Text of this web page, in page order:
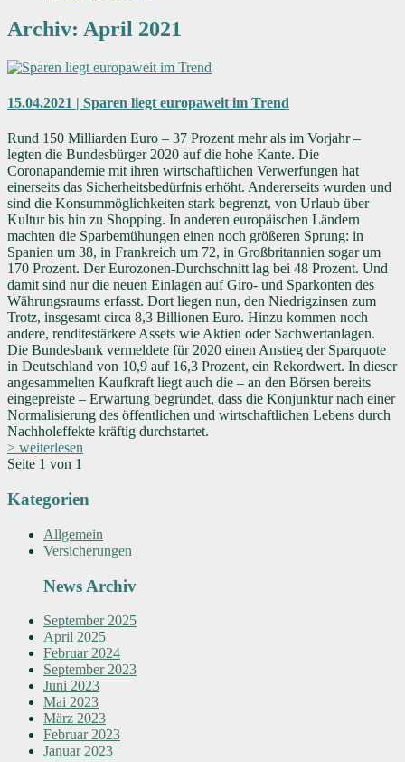
Archiv: April 2021
15.04.2021 | Sparen liegt europaweit im Trend
Rund 150 Milliarden Euro – 37 Prozent mehr als im Vorjahr –
legten die Bundesbürger 2020 auf die hohe Kante. Die
Coronapandemie mit ihren wirtschaftlichen Verwerfungen hat
einerseits das Sicherheitsbedürfnis erhöht. Andererseits wurden und
sind die Konsummöglichkeiten stark begrenzt, von Urlaub über
Kultur bis hin zu Shopping. In anderen europäischen Ländern
machten die Sparbemühungen einen noch größeren Sprung: in
Spanien um 38, in Frankreich um 72, in Großbritannien sogar um
170 Prozent. Der Eurozonen-Durchschnitt lag bei 48 Prozent. Und
damit sind nur die neuen Einlagen auf Giro- und Sparkonten des
Währungsraums erfasst. Dort liegen nun, den Niedrigzinsen zum
Trotz, insgesamt circa 8,3 Billionen Euro. Hinzu kommen noch
andere, renditestärkere Assets wie Aktien oder Sachwertanlagen.
Die Bundesbank vermeldete für 2020 einen Anstieg der Sparquote
in Deutschland von 10,9 auf 16,3 Prozent, ein Rekordwert. In dieser
angesammelten Kaufkraft liegt auch die – an den Börsen bereits
eingepreiste – Erwartung begründet, dass die Konjunktur nach einer
Normalisierung des öffentlichen und wirtschaftlichen Lebens durch
Nachholeffekte kräftig durchstartet.
> weiterlesen
Seite 1 von 1
Kategorien
Allgemein
Versicherungen
News Archiv
September 2025
April 2025
Februar 2024
September 2023
Juni 2023
Mai 2023
März 2023
Februar 2023
Januar 2023